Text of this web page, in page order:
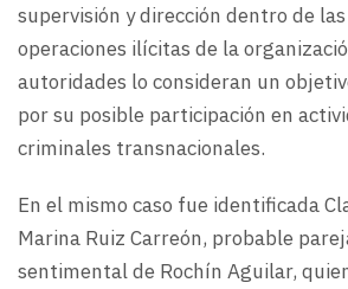
supervisión y dirección dentro de las
operaciones ilícitas de la
autoridades lo consideran un
por su posible participación en
criminales transnacionales.
En el mismo caso fue identificada
Marina Ruiz Carreón, probable
sentimental de Rochín Aguilar,